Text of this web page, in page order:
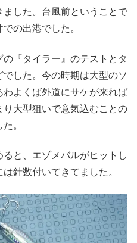
した。台風前ということで
の出港でした。
『タイラー』のテストとタ
した。今の時期は大型のソ
よくば外道にサケが来れば
大型狙いで意気込むことの
。
と、エゾメバルがヒットし
針数付いてきてました。